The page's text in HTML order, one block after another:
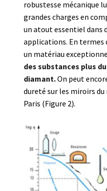
robustesse mécanique
grandes charges en
un atout essentiel dans
applications. En termes
un matériau
des substances plus
diamant.On peut
dureté sur les miroirs
Paris (Figure 2).